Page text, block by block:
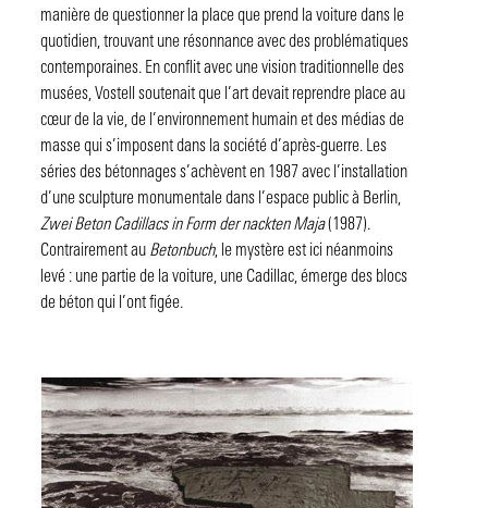
manière de questionner la place que prend la voiture dans le
quotidien, trouvant une résonnance avec des problématiques
contemporaines. En conflit avec une vision traditionnelle des
musées, Vostell soutenait que l’art devait reprendre place au
cœur de la vie, de l’environnement humain et des médias de
masse qui s’imposent dans la société d’après-guerre. Les
séries des bétonnages s’achèvent en 1987 avec l’installation
d’une sculpture monumentale dans l’espace public à Berlin,
Zwei Beton Cadillacs in Form der nackten Maja(1987).
Contrairement au Betonbuch, le mystère est ici néanmoins
levé : une partie de la voiture, une Cadillac, émerge des blocs
de béton qui l’ont figée.